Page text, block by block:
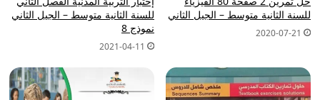
للسنة الثانية متوسط – الجيل الثاني
2020-07-21
للسنة الثانية متوسط – الجيل الثاني
نموذج 8
2021-04-11